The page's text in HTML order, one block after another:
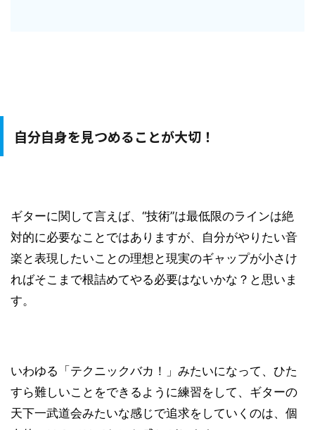
自分自身を見つめることが大切！
ギターに関して言えば、“技術”は最低限のラインは絶
対的に必要なことではありますが、自分がやりたい音
楽と表現したいことの理想と現実のギャップが小さけ
ればそこまで根詰めてやる必要はないかな？と思いま
す。
いわゆる「テクニックバカ！」みたいになって、ひた
すら難しいことをできるように練習をして、ギターの
天下一武道会みたいな感じで追求をしていくのは、個